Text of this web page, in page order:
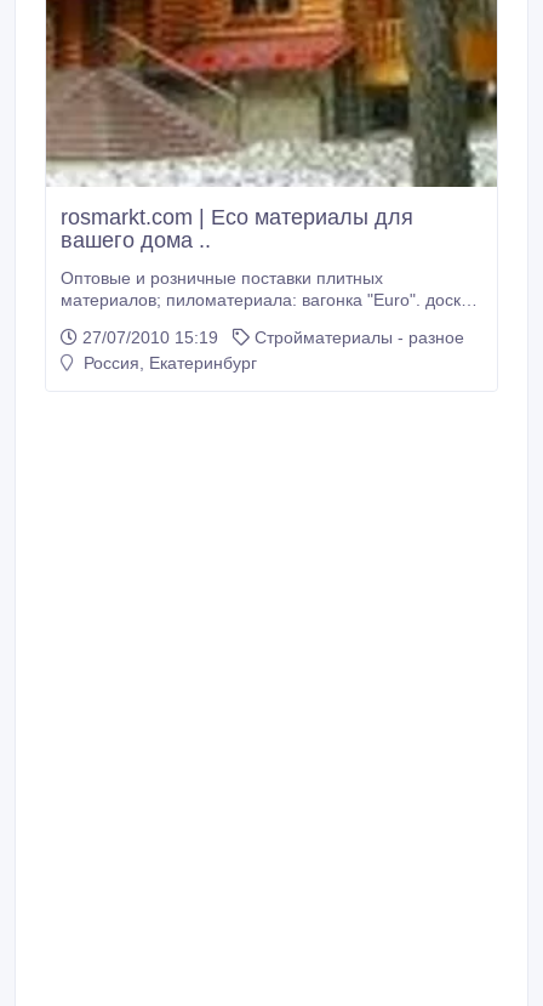
rosmarkt.com | Eco материалы для
вашего дома ..
Оптовые и розничные поставки плитных
материалов; пиломатериала: вагонка "Euro". доска
27/07/2010 15:19
Стройматериалы - разное
Россия, Екатеринбург